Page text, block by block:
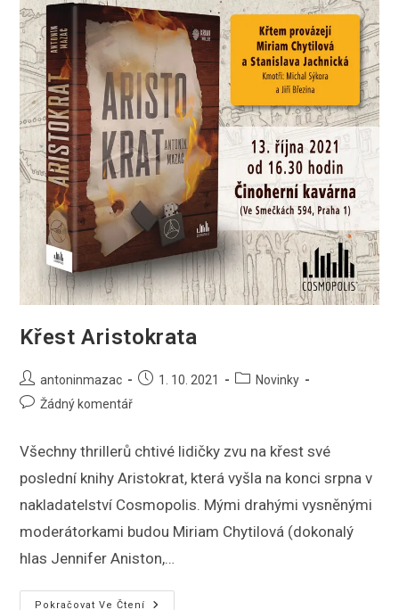
Křest Aristokrata
Autor
příspěvku
antoninmazac
Příspěvek
1. 10. 2021
RubrikyNovinky
Komentáře
Žádný komentář
Všechny thrillerů chtivé lidičky zvu na křest své
poslední knihy Aristokrat, která vyšla na konci srpna v
nakladatelství Cosmopolis. Mými drahými vysněnými
moderátorkami budou Miriam Chytilová (dokonalý
hlas Jennifer Aniston,…
Pokračovat Ve Čtení
Křest